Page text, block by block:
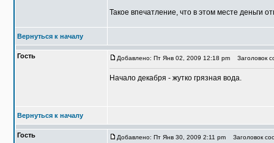
Такое впечатление, что в этом месте деньги
Вернуться к началу
Гость Добавлено: Пт Янв 02, 2009 12:18 pm Заголовок
Начало декабря - жутко грязная вода.
Вернуться к началу
Гость Добавлено: Пт Янв 30, 2009 2:11 pm Заголовок